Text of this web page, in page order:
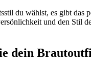
du wählst, es gibt das
und den Stil
dein